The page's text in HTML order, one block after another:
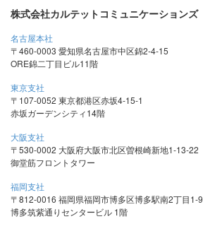
株式会社カルテットコミュニケーションズ
名古屋本社
〒460-0003 愛知県名古屋市中区錦2-4-15
ORE錦二丁目ビル11階
東京支社
〒107-0052 東京都港区赤坂4-15-1
赤坂ガーデンシティ14階
大阪支社
〒530-0002 大阪府大阪市北区曽根崎新地1-13-22
御堂筋フロントタワー
福岡支社
〒812-0016 福岡県福岡市博多区博多駅南2丁目1-9
博多筑紫通りセンタービル 1階